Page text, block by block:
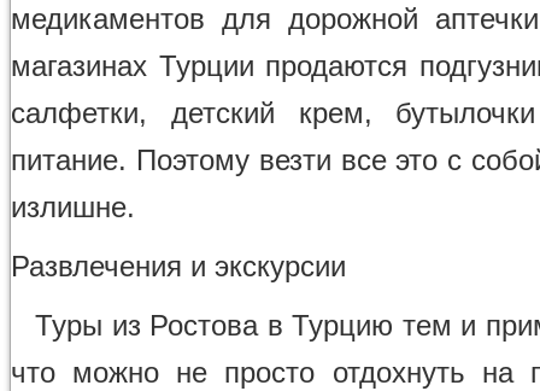
медикаментов для дорожной
магазинах Турции продаются
салфетки, детский крем,
питание. Поэтому везти все это с
излишне.
Развлечения и экскурсии
Туры из Ростова в Турцию тем и
что можно не просто отдохнуть на